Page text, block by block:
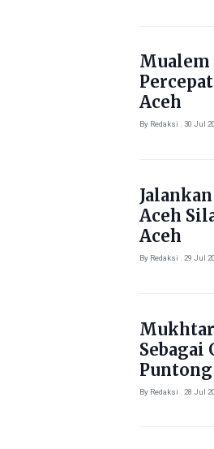
Mualem
Aceh
By Redaksi . 30 Jul
Aceh
Aceh
By Redaksi . 29 Jul
Sebagai
Puntong
By Redaksi . 28 Jul